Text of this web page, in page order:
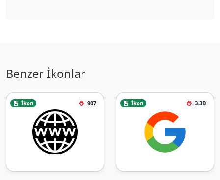
Benzer İkonlar
İkon 907 İkon 3.3B